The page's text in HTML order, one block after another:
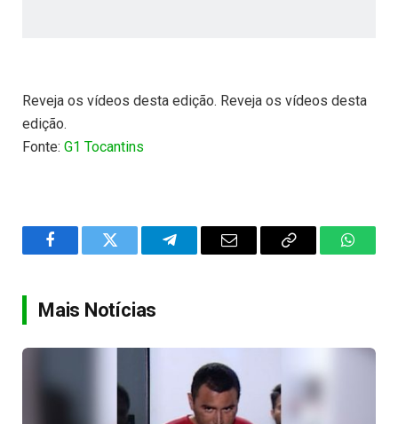
Reveja os vídeos desta edição. Reveja os vídeos desta
edição.
Fonte: G1 Tocantins
FacebookTwitter TelegramEmail
Copy
Mais Notícias